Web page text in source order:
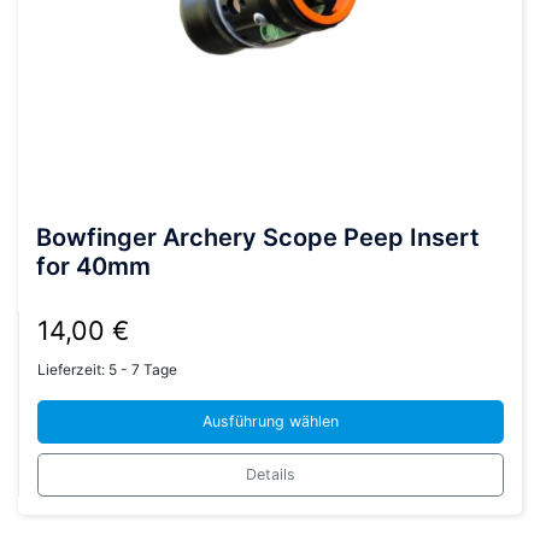
Bowfinger Archery Scope Peep Insert
for 40mm
14,00 €
Lieferzeit: 5 - 7 Tage
Ausführung wählen
Dieses
Produkt
Details